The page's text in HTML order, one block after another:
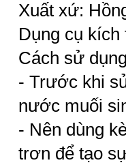
Xuất xứ:
Dụng cụ kích
Cách sử
- Trước khi
nước muối
- Nên dùng
trơn để tạo